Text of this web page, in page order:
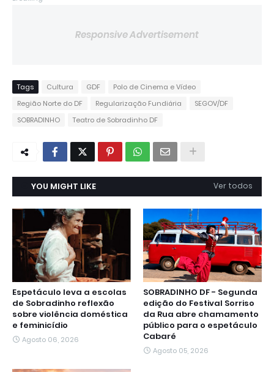
Responsive Advertisement
Tags Cultura GDF
Polo de Cinema e Vídeo
Região Norte do DF
Regularização Fundiária
SEGOV/DF
SOBRADINHO
Teatro de Sobradinho DF
YOU MIGHT LIKE Ver todos
Espetáculo leva a escolas
de Sobradinho reflexão
sobre violência doméstica
e feminicídio
Agosto 06, 2026
SOBRADINHO DF - Segunda
edição do Festival Sorriso
da Rua abre chamamento
público para o espetáculo
Cabaré
Agosto 05, 2026